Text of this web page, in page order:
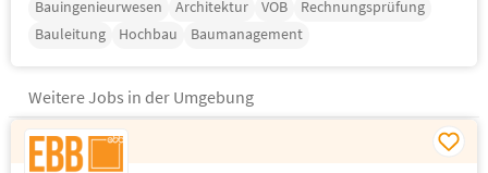
Bauingenieurwesen Architektur VOB
Rechnungsprüfung
Bauleitung
Hochbau Baumanagement
Weitere Jobs in der Umgebung